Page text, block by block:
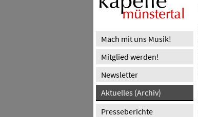
Mach mit uns Musik!
Mitglied werden!
Newsletter
Aktuelles (Archiv)
Presseberichte